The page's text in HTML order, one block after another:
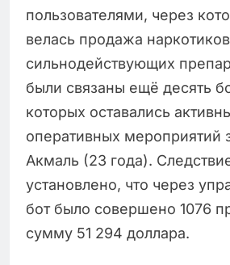
пользователями, через
велась продажа
сильнодействующих
были связаны ещё десять
которых оставались
оперативных мероприятий
Акмаль (23 года).
установлено, что через
бот было совершено 1076
сумму 51 294 доллара.